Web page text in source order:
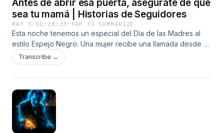
Antes de abrir esa puerta, asegúrate de que
sea tu mamá | Historias de Seguidores
MAY 5 · 00:28:33 ·TAP TO SUMMARIZE
Esta noche tenemos un especial del Día de las Madres al
estilo Espejo Negro: Una mujer recibe una llamada desde un
celular que ya no tenía línea. Una mecedora empieza a
moverse cuando un bebé no deja de llorar. Y en Colombia,
puerta, antes de contestar una llamada, antes de seguir una
voz en la madrugada… asegúrate de que realmente sea tu
madre. Hosted by Simplecast, an AdsWizz company. See
pcm.adswizz.com for information about our collection and
Transcribe →